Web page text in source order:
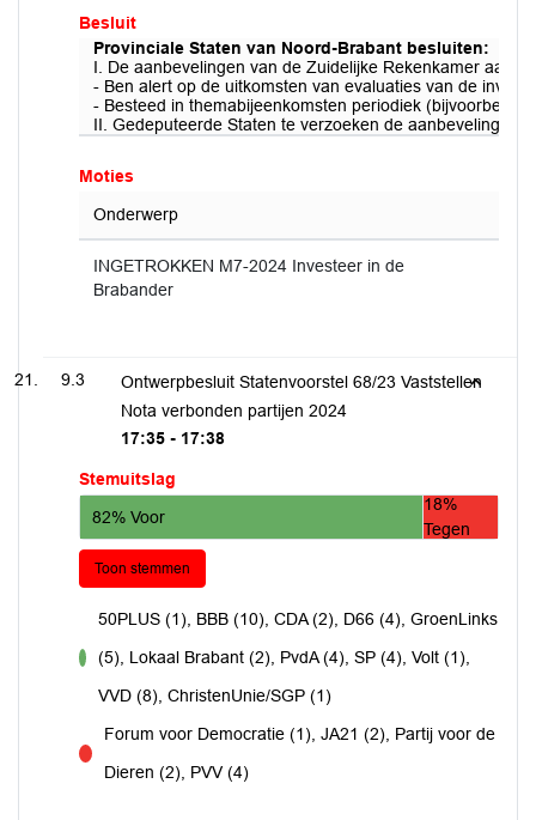
Besluit
Provinciale Staten van Noord-Brabant besluiten:
I. De aanbevelingen van de Zuidelijke Rekenkamer aan
- Ben alert op de uitkomsten van evaluaties van de
- Besteed in themabijeenkomsten periodiek
II. Gedeputeerde Staten te verzoeken de aanbevelingen
Moties
Onderwerp
INGETROKKEN M7-2024 Investeer in de
Brabander
9.3
Ontwerpbesluit Statenvoorstel 68/23 Vaststellen
Nota verbonden partijen 2024
17:35 - 17:38
Stemuitslag
82% Voor
18%
Tegen
Toon stemmen
50PLUS (1), BBB (10), CDA (2), D66 (4), GroenLinks
(5), Lokaal Brabant (2), PvdA (4), SP (4), Volt (1),
VVD (8), ChristenUnie/SGP (1)
tegen
Forum voor Democratie (1), JA21 (2), Partij voor de
Dieren (2), PVV (4)